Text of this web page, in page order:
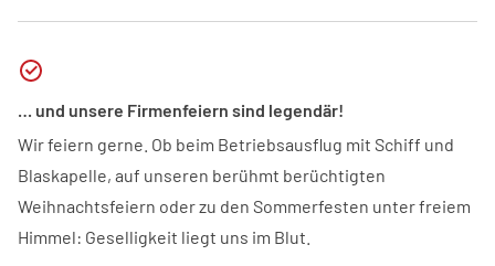
… und unsere Firmenfeiern sind legendär!
Wir feiern gerne. Ob beim Betriebsausflug mit Schiff und
Blaskapelle, auf unseren berühmt berüchtigten
Weihnachtsfeiern oder zu den Sommerfesten unter freiem
Himmel: Geselligkeit liegt uns im Blut.